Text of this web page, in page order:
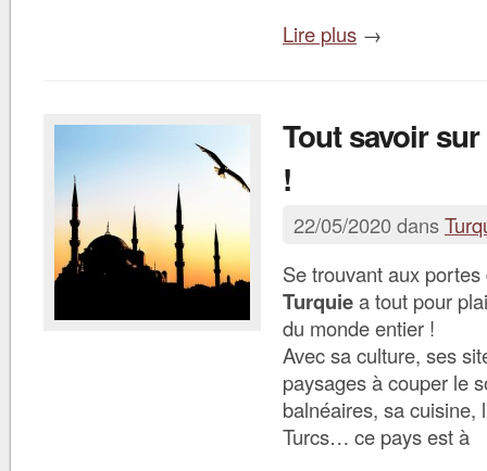
Lire plus →
Tout savoir
!
22/05/2020 dans
Se trouvant aux portes
Turquiea tout pour
du monde entier !
Avec sa culture, ses
paysages à couper le
balnéaires, sa cuisine,
Turcs… ce pays est à